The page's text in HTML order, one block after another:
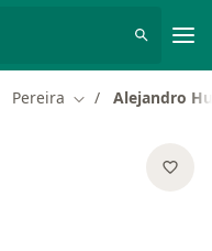
Pereira Cambiar de ciudad
Alejandro